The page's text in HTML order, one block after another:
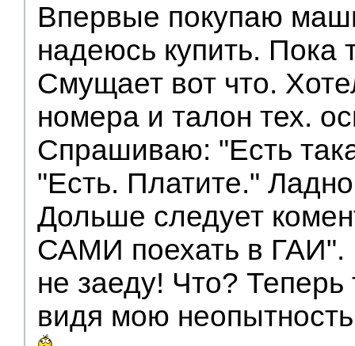
Впервые покупаю
надеюсь купить. Пока
Смущает вот что.
номера и талон тех.
Спрашиваю: "Есть
"Есть. Платите."
Дольше следует
САМИ поехать в ГАИ".
не заеду! Что?
видя мою